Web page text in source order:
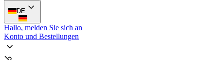
DE
Hallo, melden Sie sich an
Konto und Bestellungen